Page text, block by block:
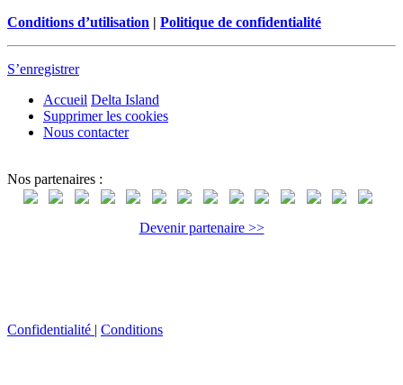
Conditions d’utilisation | Politique de confidentialité
S’enregistrer
Accueil Delta Island
Supprimer les cookies
Nous contacter
Nos partenaires :
Devenir partenaire >>
Confidentialité Conditions